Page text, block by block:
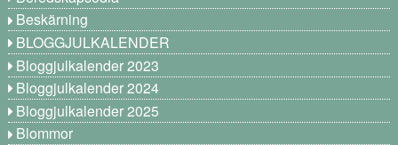
Beskärning
BLOGGJULKALENDER
Bloggjulkalender 2023
Bloggjulkalender 2024
Bloggjulkalender 2025
Blommor